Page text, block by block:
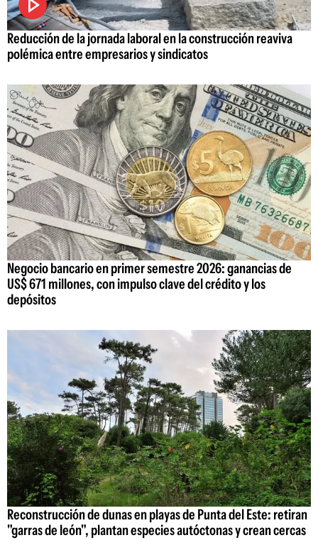
Reducción de la jornada laboral en la construcción reaviva
polémica entre empresarios y sindicatos
Negocio bancario en primer semestre 2026: ganancias de
US$ 671 millones, con impulso clave del crédito y los
depósitos
Reconstrucción de dunas en playas de Punta del Este: retiran
"garras de león", plantan especies autóctonas y crean cercas